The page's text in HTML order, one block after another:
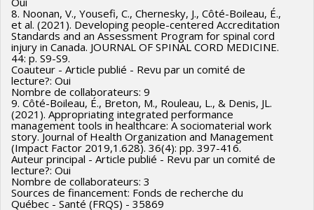
8. Noonan, V., Yousefi, C., Chernesky, J., Côté-Boileau, É.,
et al. (2021). Developing people-centered Accreditation
Standards and an Assessment Program for spinal cord
injury in Canada. JOURNAL OF SPINAL CORD MEDICINE.
44: p. S9-S9.
Coauteur - Article publié - Revu par un comité de
lecture?: Oui
Nombre de collaborateurs: 9
9. Côté-Boileau, É., Breton, M., Rouleau, L., & Denis, JL.
(2021). Appropriating integrated performance
management tools in healthcare: A sociomaterial work
story. Journal of Health Organization and Management
(Impact Factor 2019,1.628). 36(4): pp. 397-416.
Auteur principal - Article publié - Revu par un comité de
lecture?: Oui
Nombre de collaborateurs: 3
Sources de financement: Fonds de recherche du
Québec - Santé (FRQS) - 35869